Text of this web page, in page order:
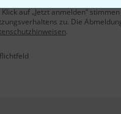
auf „Jetzt anmelden“
zu. Die
.